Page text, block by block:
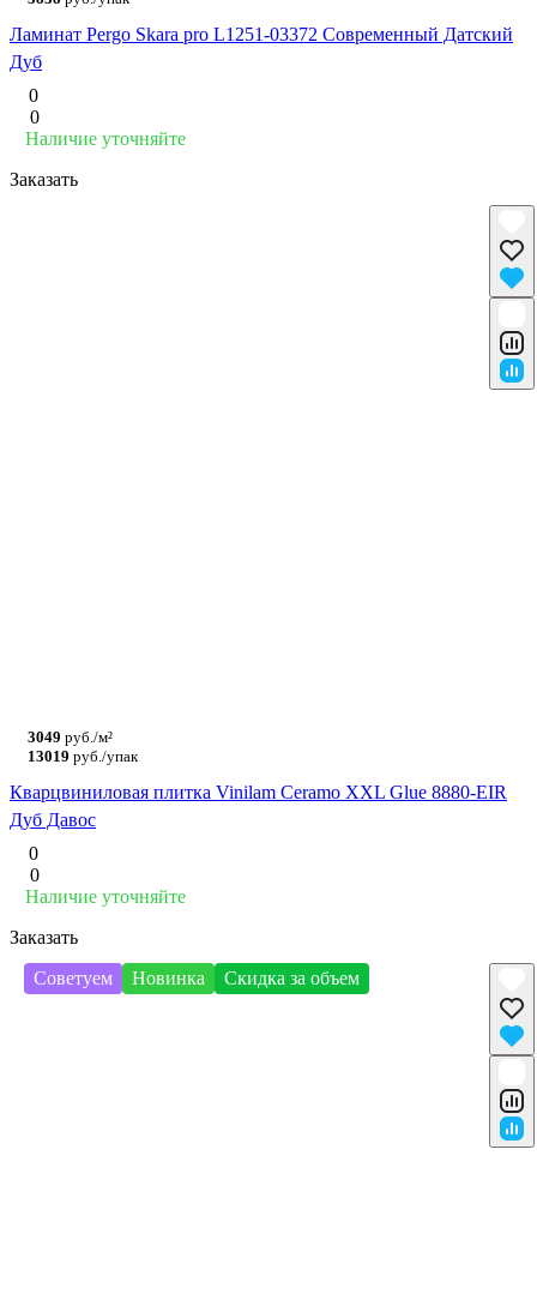
Ламинат Pergo Skara pro L1251-03372 Современный Датский
Дуб
0
0
Наличие уточняйте
Заказать
3049 руб./м²
13019 руб./упак
Кварцвиниловая плитка Vinilam Ceramo XXL Glue 8880-EIR
Дуб Давос
0
0
Наличие уточняйте
Заказать
Советуем
Новинка Скидка за объем